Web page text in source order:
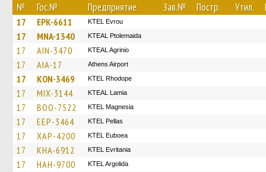
№ Гос.№ Предприятие Зав.№ Постр. Утил.
17 EPK-6611 KTEL Evrou
17 MNA-1340 KTEAL Ptolemaida
17 AIN-3470 KTEAL Agrinio
17 AIA-17 Athens Airport
17 KON-3469 KTEL Rhodope
17 MIX-3144 KTEAL Lamia
17 BOO-7522 ΚΤΕL Magnesia
17 EEP-3464 KTEL Pellas
17 XAP-4200 ΚΤΕL Euboea
17 KHA-6912 ΚΤΕL Evritania
17 HAH-9700 KTEL Argolida